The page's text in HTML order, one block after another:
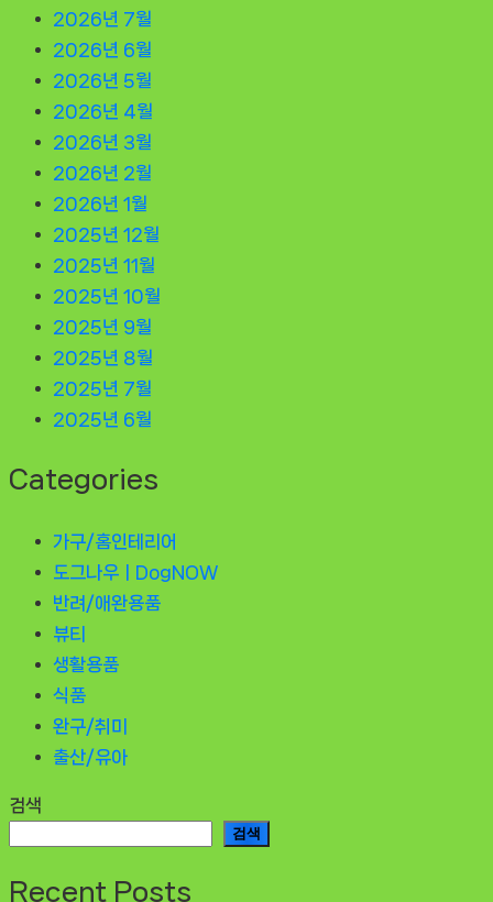
2026년 7월
2026년 6월
2026년 5월
2026년 4월
2026년 3월
2026년 2월
2026년 1월
2025년 12월
2025년 11월
2025년 10월
2025년 9월
2025년 8월
2025년 7월
2025년 6월
Categories
가구/홈인테리어
도그나우ㅣDogNOW
반려/애완용품
뷰티
생활용품
식품
완구/취미
출산/유아
검색
검색
Recent Posts